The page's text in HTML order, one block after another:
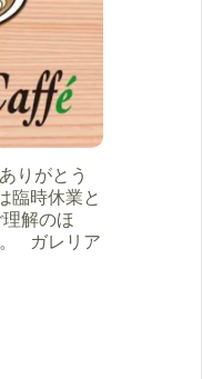
りがとう
臨時休業と
解のほ
ガレリア